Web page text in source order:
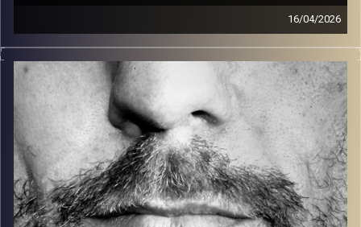
16/04/2026
זיפים, מוזיקה מחוספסת של הופעות חיות. הרבה ג'אם, רוק,
בלוז, bluegrass, ג'אז, Fאנק, פרוגרסיב ואפילו אלקטרוניקה.
כל מה שחי, אמיתי ונושם.
עם שמוליק רגב.
קרדיט תמונות: David Goehring